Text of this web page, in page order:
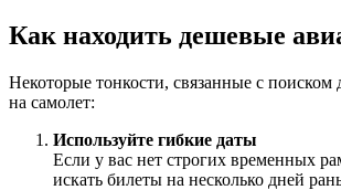
Как находить дешевые
Некоторые тонкости, связанные с поиском
на самолет:
Используйте гибкие даты
Если у вас нет строгих временных
искать билеты на несколько дней